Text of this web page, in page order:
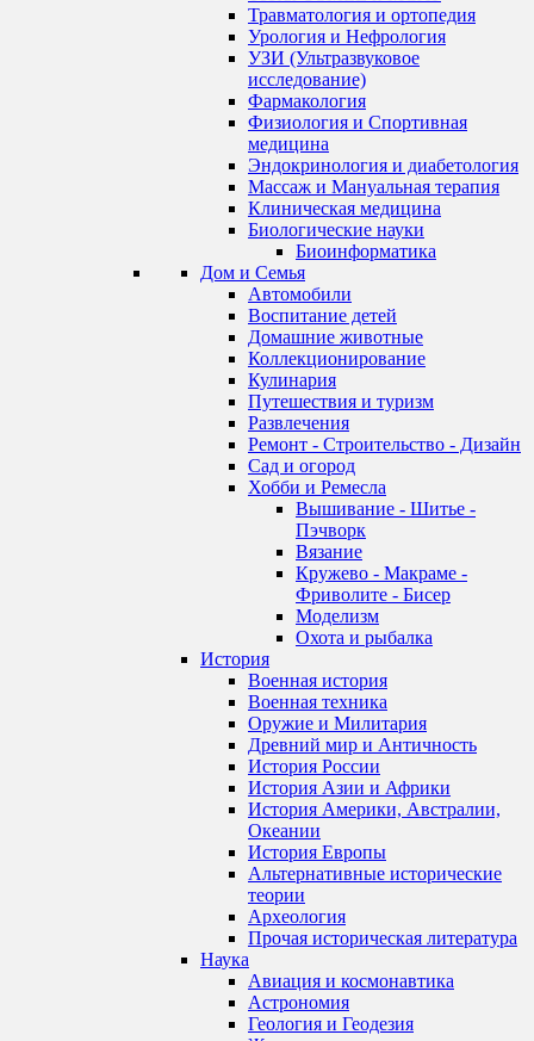
Травматология и ортопедия
Урология и Нефрология
УЗИ (Ультразвуковое
исследование)
Фармакология
Физиология и Спортивная
медицина
Эндокринология и диабетология
Массаж и Мануальная терапия
Клиническая медицина
Биологические науки
Биоинформатика
Дом и Семья
Автомобили
Воспитание детей
Домашние животные
Коллекционирование
Кулинария
Путешествия и туризм
Развлечения
Ремонт - Строительство - Дизайн
Сад и огород
Хобби и Ремесла
Вышивание - Шитье -
Пэчворк
Вязание
Кружево - Макраме -
Фриволите - Бисер
Моделизм
Охота и рыбалка
История
Военная история
Военная техника
Оружие и Милитария
Древний мир и Античность
История России
История Азии и Африки
История Америки, Австралии,
Океании
История Европы
Альтернативные исторические
теории
Археология
Прочая историческая литература
Наука
Авиация и космонавтика
Астрономия
Геология и Геодезия